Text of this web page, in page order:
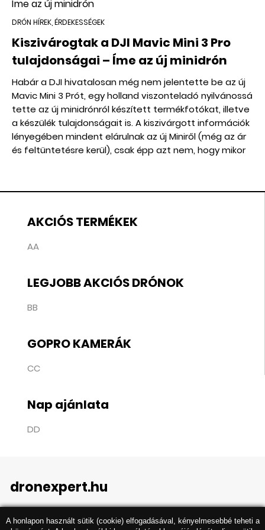
DRÓN HÍREK, ÉRDEKESSÉGEK
Kiszivárogtak a DJI Mavic Mini 3 Pro
tulajdonságai – Íme az új minidrón
Habár a DJI hivatalosan még nem jelentette be az új
Mavic Mini 3 Prót, egy holland viszonteladó nyilvánossá
tette az új minidrónról készített termékfotókat, illetve
a készülék tulajdonságait is. A kiszivárgott információk
lényegében mindent elárulnak az új Miniről (még az ár
és feltüntetésre kerül), csak épp azt nem, hogy mikor
AKCIÓS TERMÉKEK
AA
LEGJOBB AKCIÓS DRÓNOK
BB
GOPRO KAMERÁK
CC
Nap ajánlata
DD
dronexpert.hu
A honlapon használt sütik (cookie) elfogadásával, kényelmesebbé teheti a